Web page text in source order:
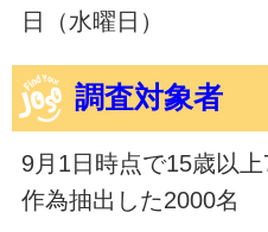
日（水曜日）
調査対象者
9月1日時点で15歳以
作為抽出した2000名